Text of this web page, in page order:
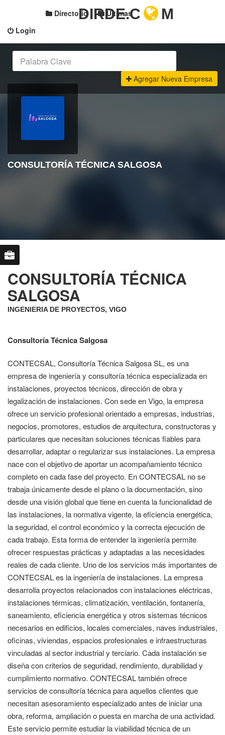
Login
Directorio Últimas
DIRDE.C M
Agregar Nueva Empresa
CONSULTORÍA TÉCNICA SALGOSA
CONSULTORÍA TÉCNICA
SALGOSA
INGENIERIA DE PROYECTOS, VIGO
Consultoría Técnica Salgosa
CONTECSAL, Consultoría Técnica Salgosa SL, es una
empresa de ingeniería y consultoría técnica especializada en
instalaciones, proyectos técnicos, dirección de obra y
legalización de instalaciones. Con sede en Vigo, la empresa
ofrece un servicio profesional orientado a empresas, industrias,
negocios, promotores, estudios de arquitectura, constructoras y
particulares que necesitan soluciones técnicas fiables para
desarrollar, adaptar o regularizar sus instalaciones. La empresa
nace con el objetivo de aportar un acompañamiento técnico
completo en cada fase del proyecto. En CONTECSAL no se
trabaja únicamente desde el plano o la documentación, sino
desde una visión global que tiene en cuenta la funcionalidad de
las instalaciones, la normativa vigente, la eficiencia energética,
la seguridad, el control económico y la correcta ejecución de
cada trabajo. Esta forma de entender la ingeniería permite
ofrecer respuestas prácticas y adaptadas a las necesidades
reales de cada cliente. Uno de los servicios más importantes de
CONTECSAL es la ingeniería de instalaciones. La empresa
desarrolla proyectos relacionados con instalaciones eléctricas,
instalaciones térmicas, climatización, ventilación, fontanería,
saneamiento, eficiencia energética y otros sistemas técnicos
necesarios en edificios, locales comerciales, naves industriales,
oficinas, viviendas, espacios profesionales e infraestructuras
vinculadas al sector industrial y terciario. Cada instalación se
diseña con criterios de seguridad, rendimiento, durabilidad y
cumplimiento normativo. CONTECSAL también ofrece
servicios de consultoría técnica para aquellos clientes que
necesitan asesoramiento especializado antes de iniciar una
obra, reforma, ampliación o puesta en marcha de una actividad.
Este servicio permite estudiar la viabilidad técnica de un